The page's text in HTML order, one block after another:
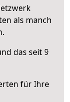
als manch
das seit 9
für Ihre